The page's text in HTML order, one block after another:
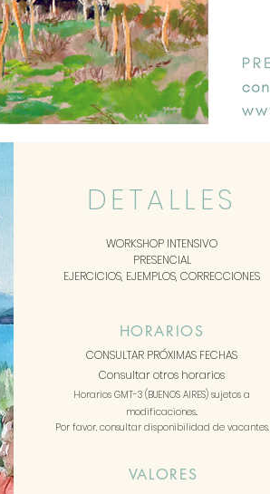
DETALLES
WORKSHOP INTENSIVO
PRESENCIAL
EJERCICIOS, EJEMPLOS, CORRECCIONES
HORARIOS
CONSULTAR PRÓXIMAS FECHAS
Consultar otros horarios
Horarios GMT-3 (BUENOS AIRES) sujetos a
modificaciones..
Por favor, consultar disponibilidad de vacantes.
VALORES